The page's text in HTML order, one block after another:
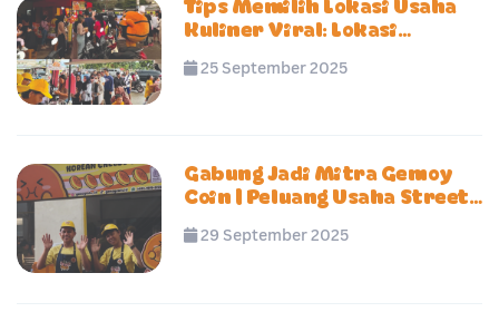
Tips Memilih Lokasi Usaha
Kuliner Viral: Lokasi
Gemoy Coin
25 September 2025
Gabung Jadi Mitra Gemoy
Coin | Peluang Usaha Street
29 September 2025